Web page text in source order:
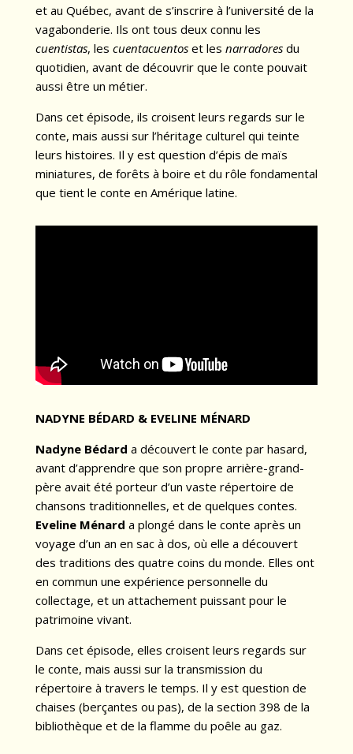
et au Québec, avant de s’inscrire à l’université de la
vagabonderie. Ils ont tous deux connu les
cuentistas, les cuentacuentoset les narradoresdu
quotidien, avant de découvrir que le conte pouvait
aussi être un métier.
Dans cet épisode, ils croisent leurs regards sur le
conte, mais aussi sur l’héritage culturel qui teinte
leurs histoires. Il y est question d’épis de maïs
miniatures, de forêts à boire et du rôle fondamental
que tient le conte en Amérique latine.
NADYNE BÉDARD & EVELINE MÉNARD
Nadyne Bédard a découvert le conte par hasard,
avant d’apprendre que son propre arrière-grand-
père avait été porteur d’un vaste répertoire de
chansons traditionnelles, et de quelques contes.
Eveline Ménard a plongé dans le conte après un
voyage d’un an en sac à dos, où elle a découvert
des traditions des quatre coins du monde. Elles ont
en commun une expérience personnelle du
collectage, et un attachement puissant pour le
patrimoine vivant.
Dans cet épisode, elles croisent leurs regards sur
le conte, mais aussi sur la transmission du
répertoire à travers le temps. Il y est question de
chaises (berçantes ou pas), de la section 398 de la
bibliothèque et de la flamme du poêle au gaz.